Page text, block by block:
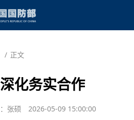
/ 正文
化务实合作
张硕 2026-05-09 15:00:00